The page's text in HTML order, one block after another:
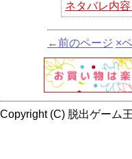
ネタバレ内
←前のページ ×
Copyright (C) 脱出ゲーム